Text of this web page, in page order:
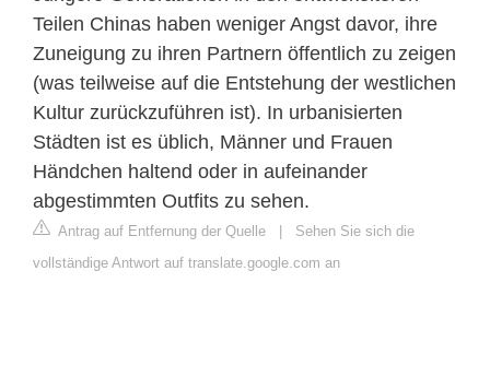
Teilen Chinas haben weniger Angst davor, ihre
Zuneigung zu ihren Partnern öffentlich zu zeigen
(was teilweise auf die Entstehung der westlichen
Kultur zurückzuführen ist). In urbanisierten
Städten ist es üblich, Männer und Frauen
Händchen haltend oder in aufeinander
abgestimmten Outfits zu sehen.
Antrag auf Entfernung der Quelle | Sehen Sie sich die
vollständige Antwort auf translate.google.com an